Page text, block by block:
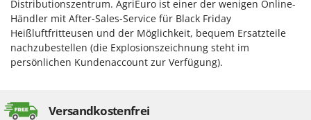
Distributionszentrum. AgriEuro ist einer der wenigen Online-
Händler mit After-Sales-Service für Black Friday
Heißluftfritteusen und der Möglichkeit, bequem Ersatzteile
nachzubestellen (die Explosionszeichnung steht im
persönlichen Kundenaccount zur Verfügung).
Versandkostenfrei